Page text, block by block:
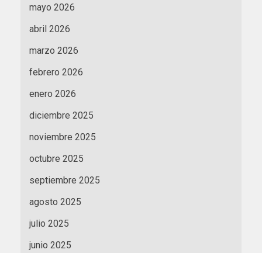
mayo 2026
abril 2026
marzo 2026
febrero 2026
enero 2026
diciembre 2025
noviembre 2025
octubre 2025
septiembre 2025
agosto 2025
julio 2025
junio 2025